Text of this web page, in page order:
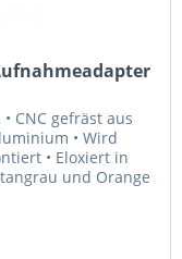
CNC gefräst aus
• Wird
• Eloxiert in
und Orange